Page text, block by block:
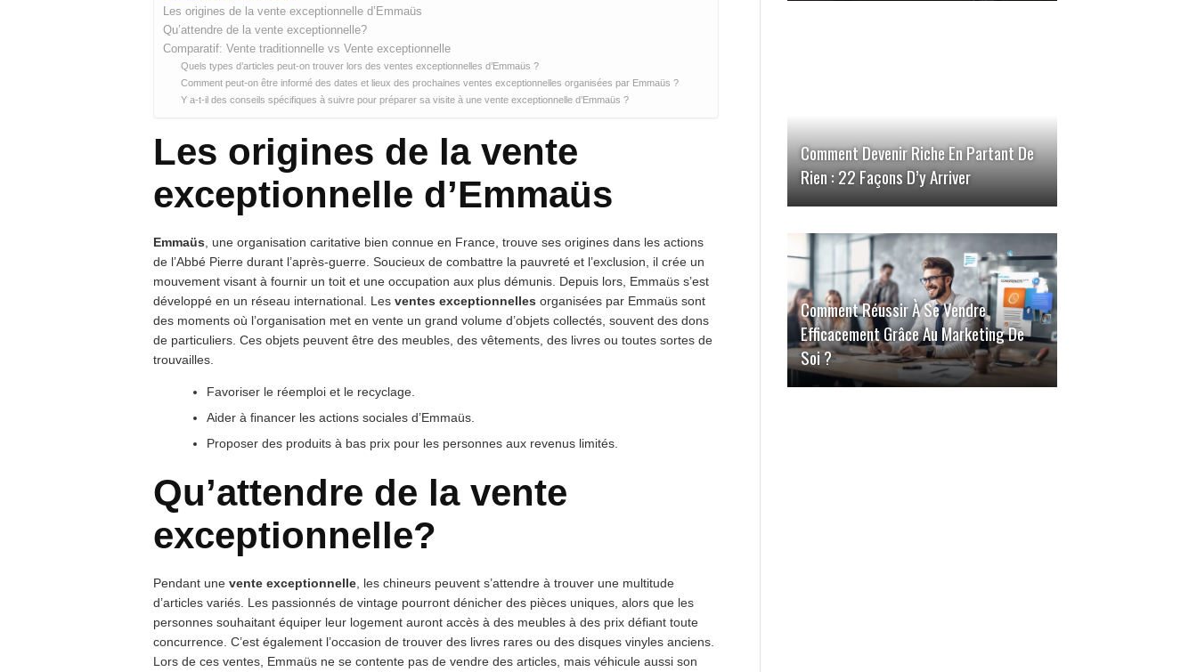
Les origines de la vente exceptionnelle d’Emmaüs
Qu’attendre de la vente exceptionnelle?
Comparatif: Vente traditionnelle vs Vente exceptionnelle
Quels types d’articles peut-on trouver lors des ventes exceptionnelles d’Emmaüs ?
Comment peut-on être informé des dates et lieux des prochaines ventes exceptionnelles organisées par Emmaüs ?
Y a-t-il des conseils spécifiques à suivre pour préparer sa visite à une vente exceptionnelle d’Emmaüs ?
Les origines de la vente
exceptionnelle d’Emmaüs
Emmaüs , une organisation caritative bien connue en France, trouve ses origines dans les actions
de l’Abbé Pierre durant l’après-guerre. Soucieux de combattre la pauvreté et l’exclusion, il crée un
mouvement visant à fournir un toit et une occupation aux plus démunis. Depuis lors, Emmaüs s’est
développé en un réseau international. Les ventes exceptionnelles organisées par Emmaüs sont
des moments où l’organisation met en vente un grand volume d’objets collectés, souvent des dons
de particuliers. Ces objets peuvent être des meubles, des vêtements, des livres ou toutes sortes de
trouvailles.
Favoriser le réemploi et le recyclage.
Aider à financer les actions sociales d’Emmaüs.
Proposer des produits à bas prix pour les personnes aux revenus limités.
Qu’attendre de la vente
exceptionnelle?
Pendant une vente exceptionnelle , les chineurs peuvent s’attendre à trouver une multitude
d’articles variés. Les passionnés de vintage pourront dénicher des pièces uniques, alors que les
personnes souhaitant équiper leur logement auront accès à des meubles à des prix défiant toute
concurrence. C’est également l’occasion de trouver des livres rares ou des disques vinyles anciens.
Lors de ces ventes, Emmaüs ne se contente pas de vendre des articles, mais véhicule aussi son
Comment Devenir Riche En Partant De
Rien : 22 Façons D’y Arriver
Comment Réussir À Se Vendre
Efficacement Grâce Au Marketing De
Soi ?